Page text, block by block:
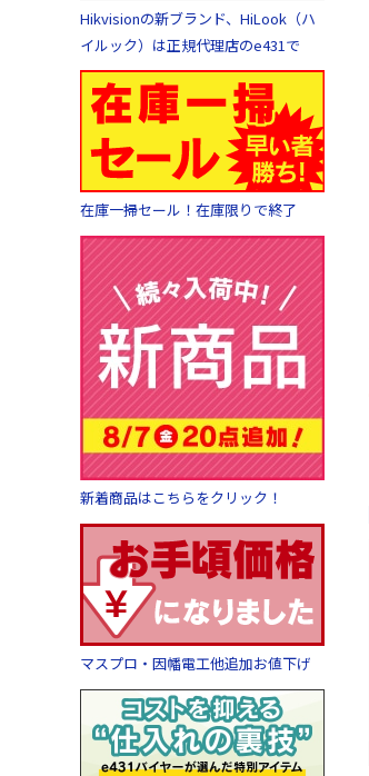
Hikvisionの新ブランド、HiLook（ハ
イルック）は正規代理店のe431で
在庫一掃セール！在庫限りで終了
新着商品はこちらをクリック！
マスプロ・因幡電工他追加お値下げ